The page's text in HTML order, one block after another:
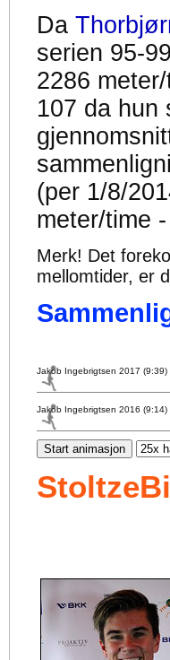
Da
serien 95-
2286
107 da hun
(per 1/8/
meter/time
Merk! Det
mellomtider, er
Jakob Ingebrigtsen 2017 (9:39)
Jakob Ingebrigtsen 2016 (9:14)
Start animasjon